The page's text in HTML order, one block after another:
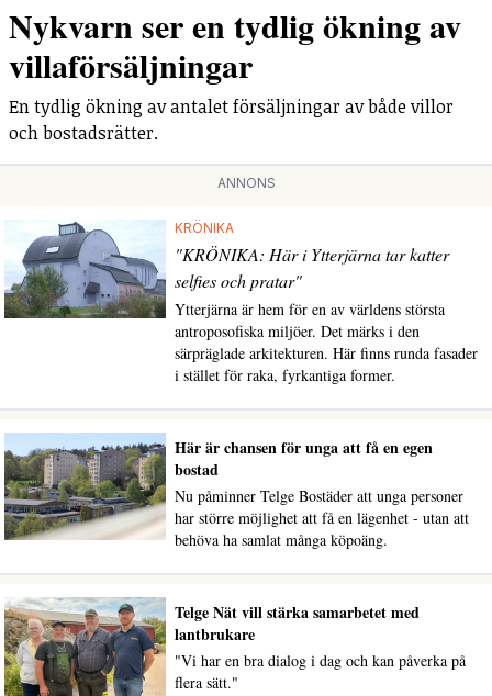
Nykvarn ser en tydlig ökning av
villaförsäljningar
En tydlig ökning av antalet försäljningar av både villor
och bostadsrätter.
ANNONS
KRÖNIKA
"KRÖNIKA: Här i Ytterjärna tar katter
selfies och pratar"
Ytterjärna är hem för en av världens största
antroposofiska miljöer. Det märks i den
särpräglade arkitekturen. Här finns runda fasader
i stället för raka, fyrkantiga former.
Här är chansen för unga att få en egen
bostad
Nu påminner Telge Bostäder att unga personer
har större möjlighet att få en lägenhet - utan att
behöva ha samlat många köpoäng.
Telge Nät vill stärka samarbetet med
lantbrukare
"Vi har en bra dialog i dag och kan påverka på
flera sätt."